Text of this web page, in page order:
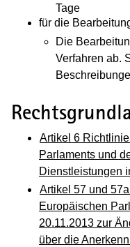
Tage
für die
Die
Verfahren ab.
Artikel 6
Parlaments und
Dienstleistungen
Artikel 57 und
Europäischen
20.11.2013 zur
über die